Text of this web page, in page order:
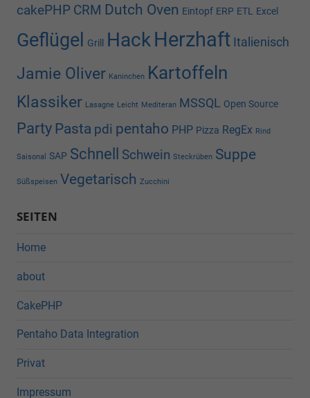
cakePHP CRM Dutch Oven Eintopf ERP ETL Excel
Geflügel Grill HackHerzhaft Italienisch
Jamie Oliver Kaninchen Kartoffeln
Klassiker Lasagne Leicht Mediteran MSSQL Open Source
Party Pasta pdi pentaho PHP Pizza RegEx Rind
Saisonal SAP Schnell Schwein Steckrüben Suppe
Süßspeisen Vegetarisch Zucchini
SEITEN
Home
about
CakePHP
Pentaho Data Integration
Privat
Impressum